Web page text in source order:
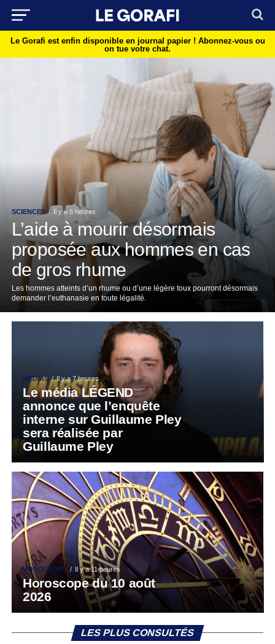
Le Gorafi est enfin disponible en journal papier ! Abonnez-vous ou
on tue votre chat.
SCIENCES Il y a 5 heures
L’aide à mourir désormais
proposée aux hommes en cas
de gros rhume
Les hommes atteints d’un rhume ou d’une légère toux pourront désormais
demander l’euthanasie en toute légalité.
MEDIAS Il y a 7 heures
Le média LÉGEND
annonce que l’enquête
interne sur Guillaume Pley
sera réalisée par
Guillaume Pley
HOROSCOPE Il y a 11 heures
Horoscope du 10 août
2026
LES PLUS CONSULTÉS